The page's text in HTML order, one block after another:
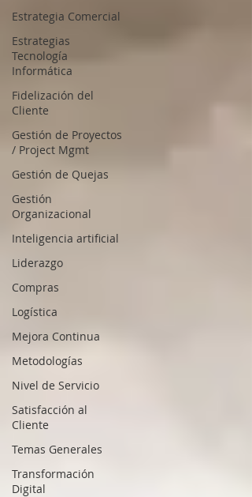
Estrategia Comercial
Estrategias
Tecnología
Informática
Fidelización del
Cliente
Gestión de Proyectos
/ Project Mgmt
Gestión de Quejas
Gestión
Organizacional
Inteligencia artificial
Liderazgo
Compras
Logística
Mejora Continua
Metodologías
Nivel de Servicio
Satisfacción al
Cliente
Temas Generales
Transformación
Digital